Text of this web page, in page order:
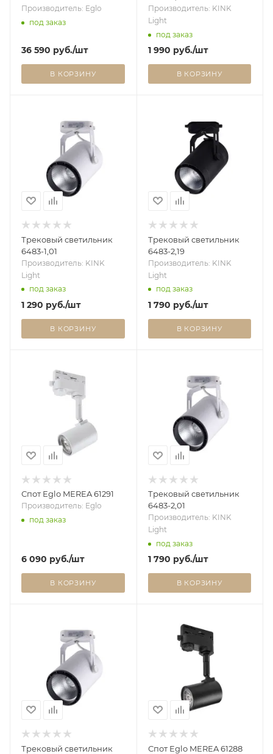
Производитель: Eglo
под заказ
36 590 руб./шт
В КОРЗИНУ
Производитель: KINK
Light
под заказ
1 990 руб./шт
В КОРЗИНУ
Трековый светильник
6483-1,01
Производитель: KINK
Light
под заказ
1 290 руб./шт
В КОРЗИНУ
Трековый светильник
6483-2,19
Производитель: KINK
Light
под заказ
1 790 руб./шт
В КОРЗИНУ
Спот Eglo MEREA 61291
Производитель: Eglo
под заказ
6 090 руб./шт
В КОРЗИНУ
Трековый светильник
6483-2,01
Производитель: KINK
Light
под заказ
1 790 руб./шт
В КОРЗИНУ
Трековый светильник
Спот Eglo MEREA 61288